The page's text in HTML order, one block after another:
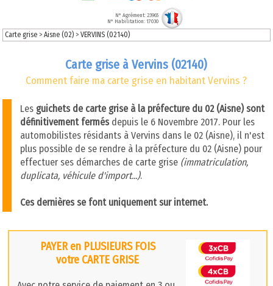
N° Agrément: 23965
N° Habilitation: 17030
Carte grise >Aisne (02)>VERVINS (02140)
Carte grise à Vervins (02140)
Comment faire ma carte grise en habitant Vervins ?
Les guichets de carte grise à la préfecture du 02 (Aisne) sont
définitivement fermésdepuis le 6 Novembre 2017. Pour les
automobilistes résidants à Vervins dans le 02 (Aisne), il n'est
plus possible de se rendre à la préfecture du 02 (Aisne) pour
effectuer ses démarches de carte grise (immatriculation,
duplicata, véhicule d'import...).
Ces dernières se font uniquement sur internet.
PAYER en PLUSIEURS FOIS
votre CARTE GRISE